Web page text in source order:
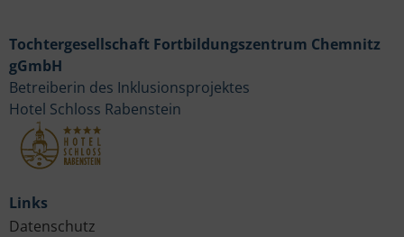
Links
Datenschutz
Tochtergesellschaft Fortbildungszentrum Chemnitz
gGmbH
Betreiberin des Inklusionsprojektes
Hotel Schloss Rabenstein